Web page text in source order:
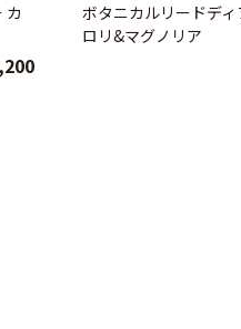
カ
ボタニカルリードデ
ロリ&マグノリア